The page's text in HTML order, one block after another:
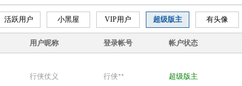
活跃用户 小黑屋 VIP用户 超级版主 有头像
用户昵称 登录帐号 帐户状态
行侠仗义 行侠** 超级版主